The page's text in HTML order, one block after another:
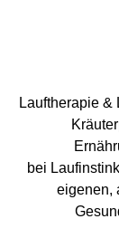
Lauftherapie &
bei
eigenen,